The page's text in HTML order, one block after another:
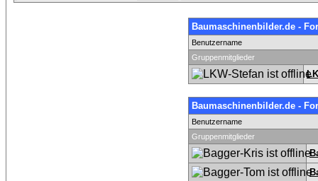
Baumaschinenbilder.de -
Benutzername
Gruppenmitglieder
Baumaschinenbilder.de -
Benutzername
Gruppenmitglieder